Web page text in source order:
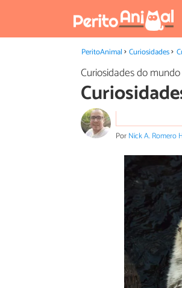
PeritoAnimal Curiosidades
Curiosidades do
PorNick A. Romero